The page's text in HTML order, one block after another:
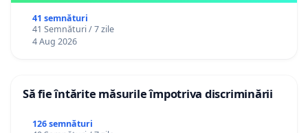
41 semnături
41 Semnături / 7 zile
4 Aug 2026
Să fie întărite măsurile împotriva discriminării
126 semnături